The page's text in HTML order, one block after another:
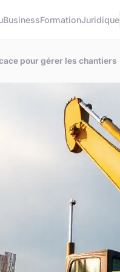
BusinessFormationJuridique
pour gérer les chantiers